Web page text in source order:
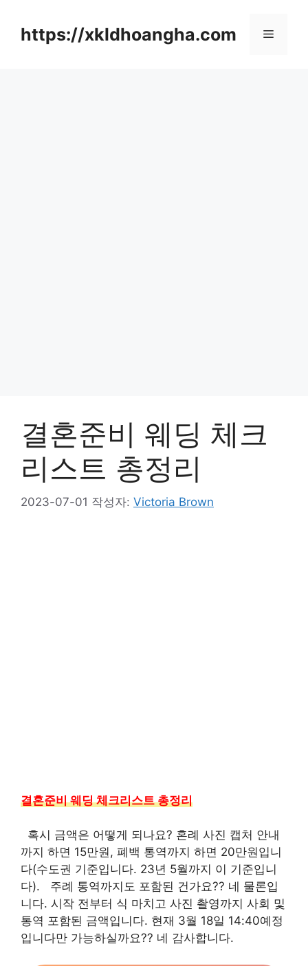
https://xkldhoangha.com 메
결혼준비 웨딩 체크
리스트 총정리
2023-07-01 작성자: Victoria Brown
결혼준비 웨딩 체크리스트 총정리
​ ​ 혹시 금액은 어떻게 되나요? 혼례 사진 캡처 안내
까지 하면 15만원, 폐백 통역까지 하면 20만원입니
다(수도권 기준입니다. 23년 5월까지 이 기준입니
다). ​ ​ 주례 통역까지도 포함된 건가요?? 네 물론입
니다. 시작 전부터 식 마치고 사진 촬영까지 사회 및
통역 포함된 금액입니다. 현재 3월 18일 14:40예정
입니다만 가능하실까요?? 네 감사합니다.